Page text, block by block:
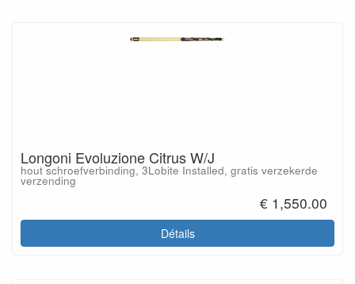
Longoni Evoluzione Citrus W/J
hout schroefverbinding, 3Lobite Installed, gratis verzekerde
verzending
€ 1,550.00
Détails